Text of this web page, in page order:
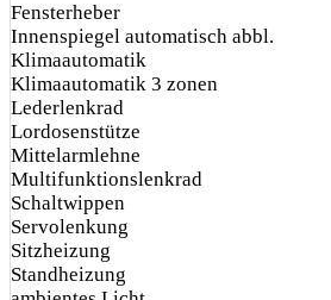
Fensterheber
Innenspiegel automatisch abbl.
Klimaautomatik
Klimaautomatik 3 zonen
Lederlenkrad
Lordosenstütze
Mittelarmlehne
Multifunktionslenkrad
Schaltwippen
Servolenkung
Sitzheizung
Standheizung